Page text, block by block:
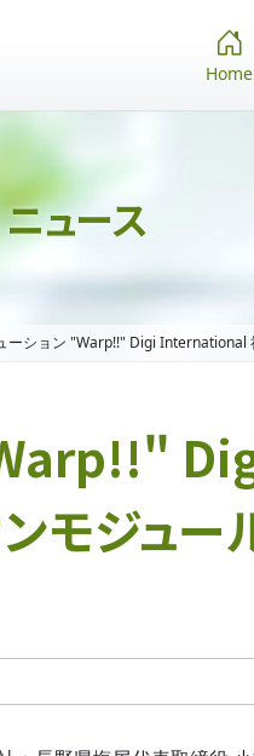
Home
ニュース
ーション "Warp!!" Digi International
モジュー